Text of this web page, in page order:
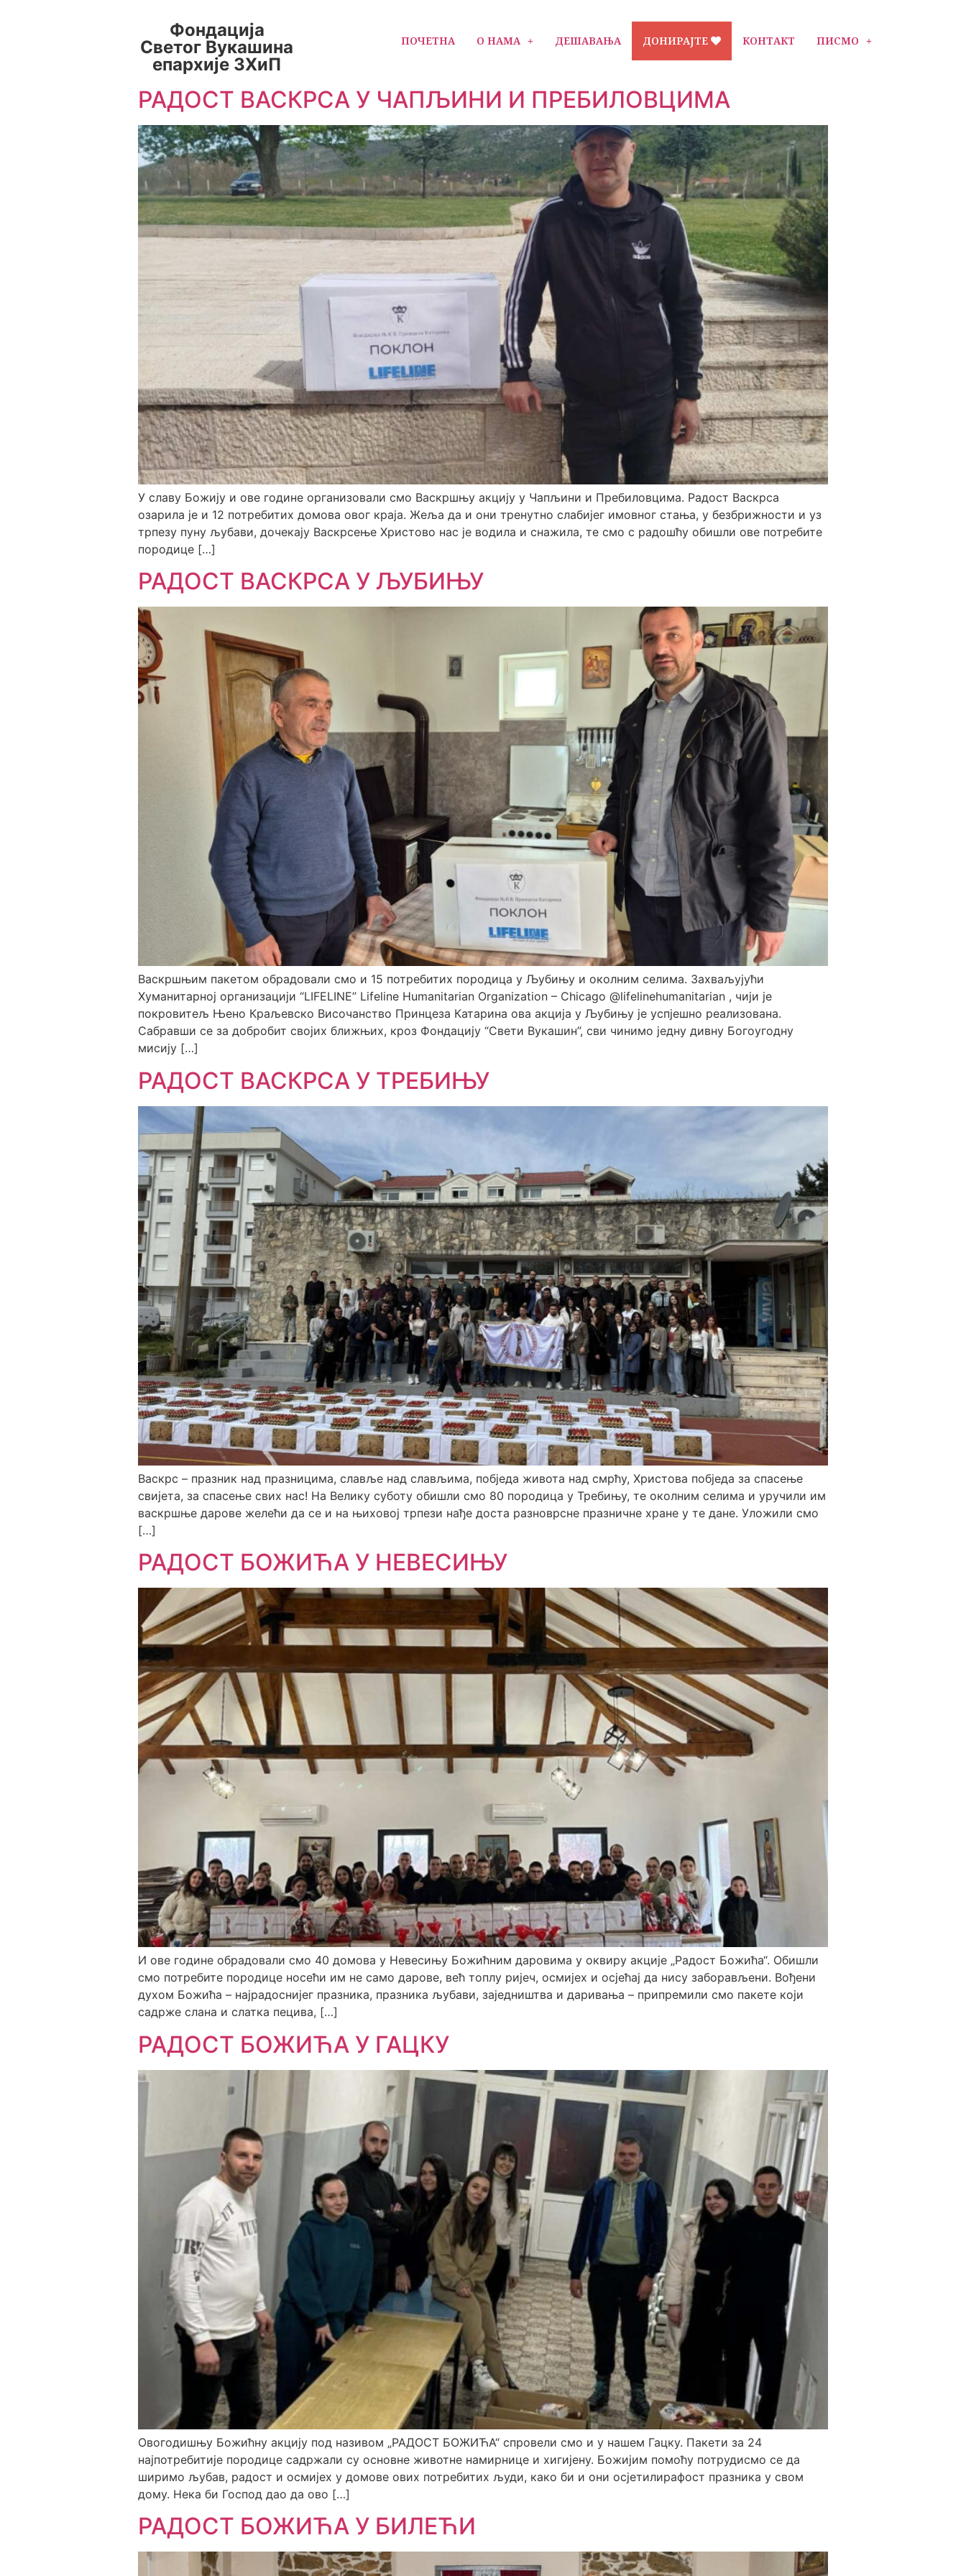
Фондација
Светог Вукашина
епархије ЗХиП
ПОЧЕТНА О НАМА ДЕШАВАЊА ДОНИРАЈТЕ КОНТАКТ ПИСМО
РАДОСТ ВАСКРСА У ЧАПЉИНИ И ПРЕБИЛОВЦИМА
У славу Божију и ове године организовали смо Васкршњу акцију у Чапљини и Пребиловцима. Радост Васкрса
озарила је и 12 потребитих домова овог краја. Жеља да и они тренутно слабијег имовног стања, у безбрижности и уз
трпезу пуну љубави, дочекају Васкрсење Христово нас је водила и снажила, те смо с радошћу обишли ове потребите
породице […]
РАДОСТ ВАСКРСА У ЉУБИЊУ
Васкршњим пакетом обрадовали смо и 15 потребитих породица у Љубињу и околним селима. Захваљујући
Хуманитарној организацији “LIFELINE” Lifeline Humanitarian Organization – Chicago @lifelinehumanitarian , чији је
покровитељ Њено Краљевско Височанство Принцеза Катарина ова акција у Љубињу је успјешно реализована.
Сабравши се за добробит својих ближњих, кроз Фондацију “Свети Вукашин”, сви чинимо једну дивну Богоугодну
мисију […]
РАДОСТ ВАСКРСА У ТРЕБИЊУ
Васкрс – празник над празницима, славље над слављима, побједа живота над смрћу, Христова побједа за спасење
свијета, за спасење свих нас! На Велику суботу обишли смо 80 породица у Требињу, те околним селима и уручили им
васкршње дарове желећи да се и на њиховој трпези нађе доста разноврсне празничне хране у те дане. Уложили смо
[…]
РАДОСТ БОЖИЋА У НЕВЕСИЊУ
И ове године обрадовали смо 40 домова у Невесињу Божићним даровима у оквиру акције „Радост Божића“. Обишли
смо потребите породице носећи им не само дарове, већ топлу ријеч, осмијех и осјећај да нису заборављени. Вођени
духом Божића – најрадоснијег празника, празника љубави, заједништва и даривања – припремили смо пакете који
садрже слана и слатка пецива, […]
РАДОСТ БОЖИЋА У ГАЦКУ
Овогодишњу Божићну акцију под називом „РАДОСТ БОЖИЋА“ спровели смо и у нашем Гацку. Пакети за 24
најпотребитије породице садржали су основне животне намирнице и хигијену. Божијим помоћу потрудисмо се да
ширимо љубав, радост и осмијех у домове ових потребитих људи, како би и они осјетилирафост празника у свом
дому. Нека би Господ дао да ово […]
РАДОСТ БОЖИЋА У БИЛЕЋИ